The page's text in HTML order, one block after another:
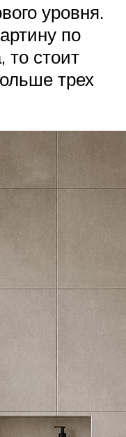
уровня.
по
то стоит
трех